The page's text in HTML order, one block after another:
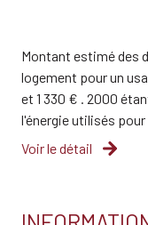
Montant estimé des
logement pour un
et 1 330 € . 2000
l'énergie utilisés
Voir le détail